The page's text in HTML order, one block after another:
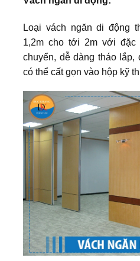
Loại vách ngăn di động
1,2m cho tới 2m với
chuyển, dễ dàng tháo
có thể cất gọn vào hộp kỹ